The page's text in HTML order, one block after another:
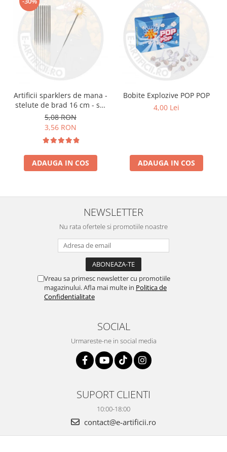
Artificii sparklers de mana -
stelute de brad 16 cm - set
10 buc
5,08 RON
3,56 RON
ADAUGA IN COS
Bobite Explozive POP POP
4,00 Lei
ADAUGA IN COS
NEWSLETTER
Nu rata ofertele si promotiile noastre
Vreau sa primesc newsletter cu promotiile
magazinului. Afla mai multe in Politica de
Confidentialitate
SOCIAL
Urmareste-ne in social media
SUPORT CLIENTI
10:00-18:00
contact@e-artificii.ro